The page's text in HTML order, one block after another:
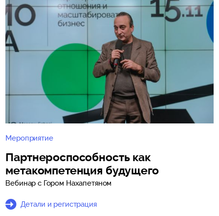
Мероприятие
Партнероспособность как
метакомпетенция будущего
Вебинар с Гором Нахапетяном
Детали и регистрация